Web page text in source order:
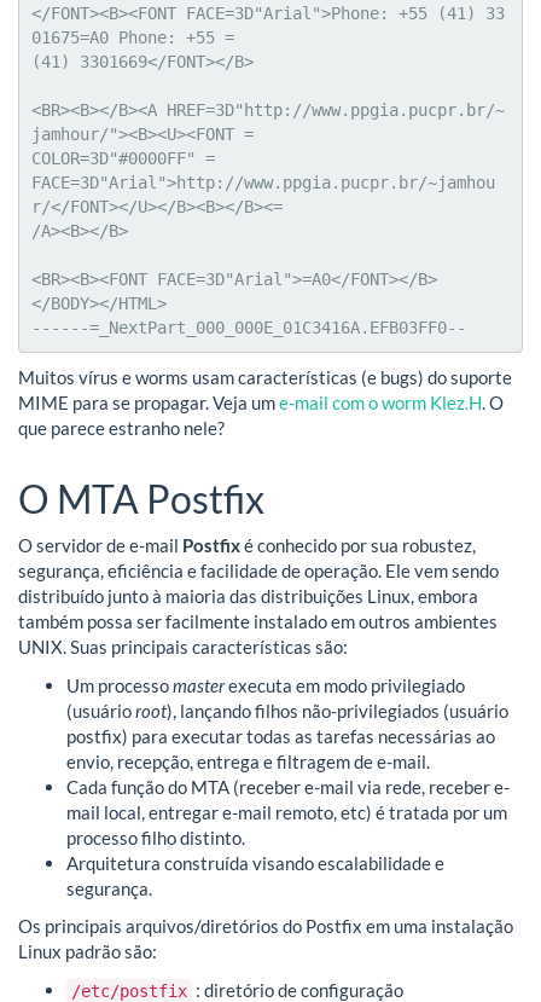
</FONT><B><FONT FACE=3D"Arial">Phone: +55 (41) 33
01675=A0 Phone: +55 =
(41) 3301669</FONT></B>
<BR><B></B><A HREF=3D"http://www.ppgia.pucpr.br/~
jamhour/"><B><U><FONT =
COLOR=3D"#0000FF" =
FACE=3D"Arial">http://www.ppgia.pucpr.br/~jamhou
r/</FONT></U></B><B></B><=
/A><B></B>
<BR><B><FONT FACE=3D"Arial">=A0</FONT></B>
</BODY></HTML>
------=_NextPart_000_000E_01C3416A.EFB03FF0--
Muitos vírus e worms usam características (e bugs) do suporte
MIME para se propagar. Veja ume-mail com o worm Klez.H. O
que parece estranho nele?
O MTA Postfix
O servidor de e-mail Postfixé conhecido por sua robustez,
segurança, eficiência e facilidade de operação. Ele vem sendo
distribuído junto à maioria das distribuições Linux, embora
também possa ser facilmente instalado em outros ambientes
UNIX. Suas principais características são:
Um processomasterexecuta em modo privilegiado
(usuárioroot), lançando filhos não-privilegiados (usuário
postfix) para executar todas as tarefas necessárias ao
envio, recepção, entrega e filtragem de e-mail.
Cada função do MTA (receber e-mail via rede, receber e-
mail local, entregar e-mail remoto, etc) é tratada por um
processo filho distinto.
Arquitetura construída visando escalabilidade e
segurança.
Os principais arquivos/diretórios do Postfix em uma instalação
Linux padrão são:
/etc/postfix : diretório de configuração